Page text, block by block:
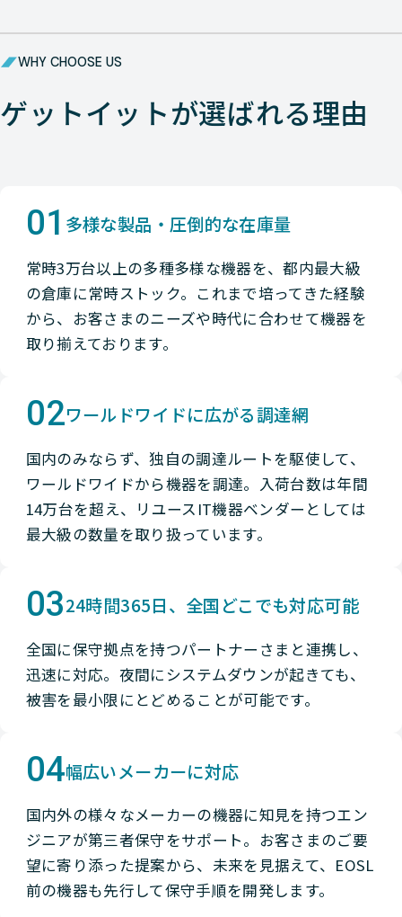
WHY CHOOSE US
ゲットイットが選ばれる理由
01 多様な製品・圧倒的な在庫量
常時3万台以上の多種多様な機器を、都内最大級
の倉庫に常時ストック。これまで培ってきた経験
から、お客さまのニーズや時代に合わせて機器を
取り揃えております。
02ワールドワイドに広がる調達網
国内のみならず、独自の調達ルートを駆使して、
ワールドワイドから機器を調達。入荷台数は年間
14万台を超え、リユースIT機器ベンダーとしては
最大級の数量を取り扱っています。
0324時間365日、全国どこでも対応可能
全国に保守拠点を持つパートナーさまと連携し、
迅速に対応。夜間にシステムダウンが起きても、
被害を最小限にとどめることが可能です。
04幅広いメーカーに対応
国内外の様々なメーカーの機器に知見を持つエン
ジニアが第三者保守をサポート。お客さまのご要
望に寄り添った提案から、未来を見据えて、EOSL
前の機器も先行して保守手順を開発します。